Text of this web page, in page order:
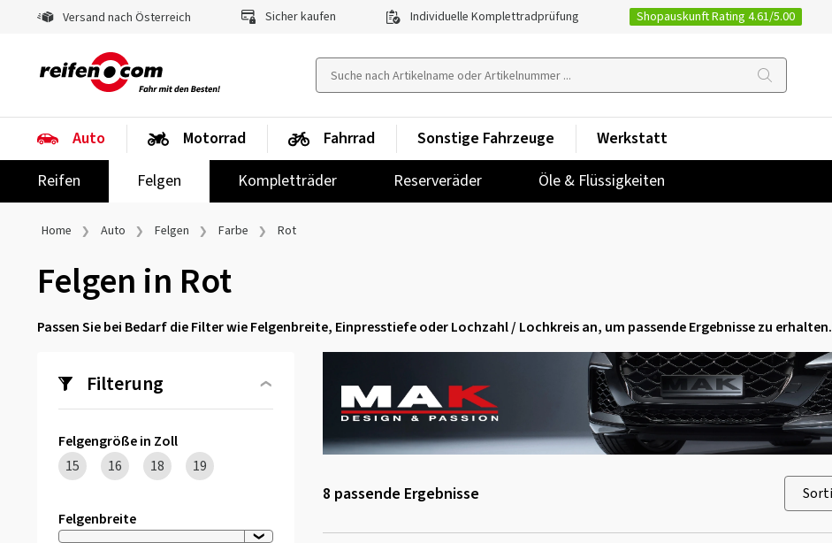
Versand nach Österreich Sicher kaufen Individuelle Komplettradprüfung Shopauskunft Rating 4.61/5.00
Auto
Reifen
Felgen Kompletträder Reserveräder Öle & Flüssigkeiten
Motorrad Fahrrad Sonstige Fahrzeuge Werkstatt
Home Auto Felgen Farbe Rot
Felgen in Rot
Passen Sie bei Bedarf die Filter wie Felgenbreite, Einpresstiefe oder Lochzahl / Lochkreis an, um passende Ergebnisse zu erhalten.
Filterung
Felgengröße in Zoll
15
16 18 19
Felgenbreite
8 passende Ergebnisse